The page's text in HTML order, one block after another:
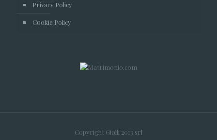
Privacy Policy
Cookie Policy
Copyright Giolli 2013 srl